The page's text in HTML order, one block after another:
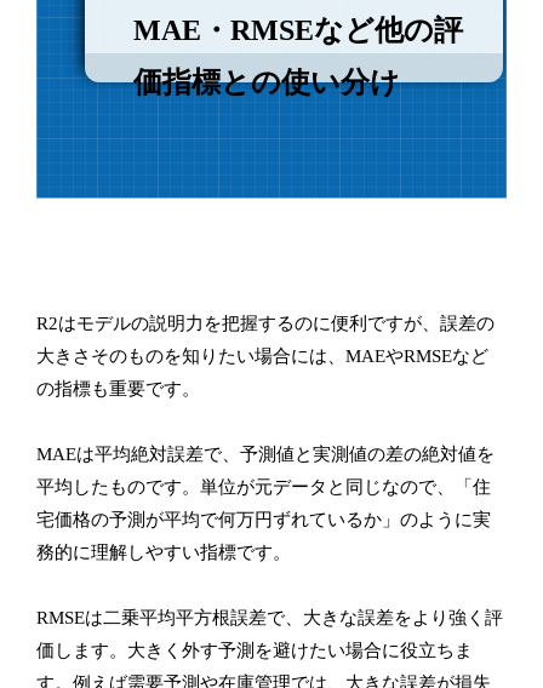
MAE・RMSEなど他の評
価指標との使い分け
R2はモデルの説明力を把握するのに便利ですが、誤差の
大きさそのものを知りたい場合には、MAEやRMSEなど
の指標も重要です。
MAEは平均絶対誤差で、予測値と実測値の差の絶対値を
平均したものです。単位が元データと同じなので、「住
宅価格の予測が平均で何万円ずれているか」のように実
務的に理解しやすい指標です。
RMSEは二乗平均平方根誤差で、大きな誤差をより強く評
価します。大きく外す予測を避けたい場合に役立ちま
す。例えば需要予測や在庫管理では、大きな誤差が損失